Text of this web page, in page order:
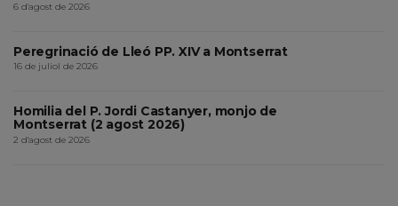
6 d'agost de 2026
Peregrinació de Lleó PP. XIV a Montserrat
16 de juliol de 2026
Homilia del P. Jordi Castanyer, monjo de
Montserrat (2 agost 2026)
2 d'agost de 2026